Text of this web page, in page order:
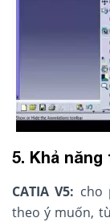
5. Khả
CATIA V5: cho
theo ý muốn,